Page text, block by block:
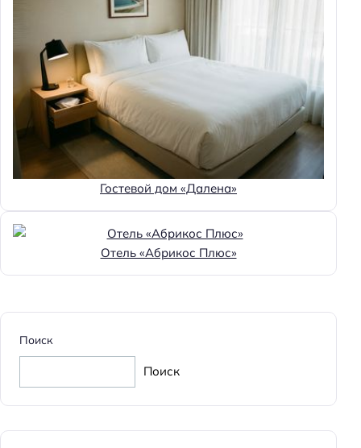
Гостевой дом «Далена»
Отель «Абрикос Плюс»
Поиск
Поиск